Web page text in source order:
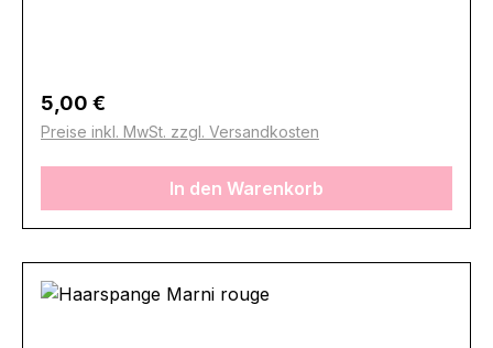
Regulärer Preis:
5,00 €
Preise inkl. MwSt. zzgl. Versandkosten
In den Warenkorb